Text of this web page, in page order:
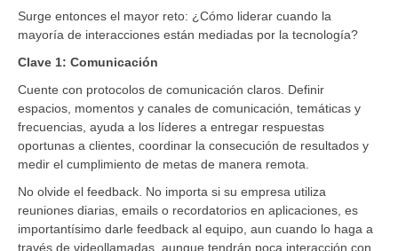
Surge entonces el mayor reto: ¿Cómo liderar cuando la
mayoría de interacciones están mediadas por la tecnología?
Clave 1: Comunicación
Cuente con protocolos de comunicación claros. Definir
espacios, momentos y canales de comunicación, temáticas y
frecuencias, ayuda a los líderes a entregar respuestas
oportunas a clientes, coordinar la consecución de resultados y
medir el cumplimiento de metas de manera remota.
No olvide el feedback. No importa si su empresa utiliza
reuniones diarias, emails o recordatorios en aplicaciones, es
importantísimo darle feedback al equipo, aun cuando lo haga a
través de videollamadas, aunque tendrán poca interacción con